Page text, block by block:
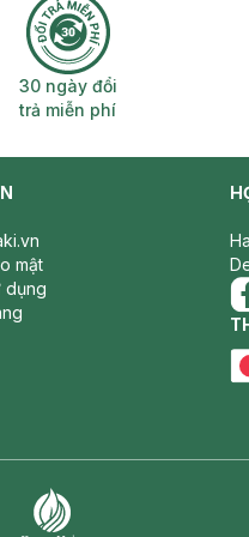
30 ngày đổi trả
30 ngày đổi
trả miễn phí
mật
dụng